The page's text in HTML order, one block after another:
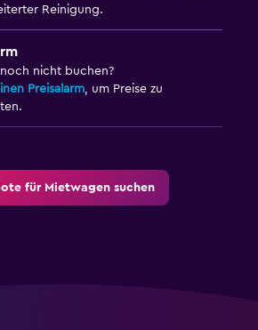
Reinigung.
nicht buchen?
Preisalarm, um Preise zu
für Mietwagen suchen